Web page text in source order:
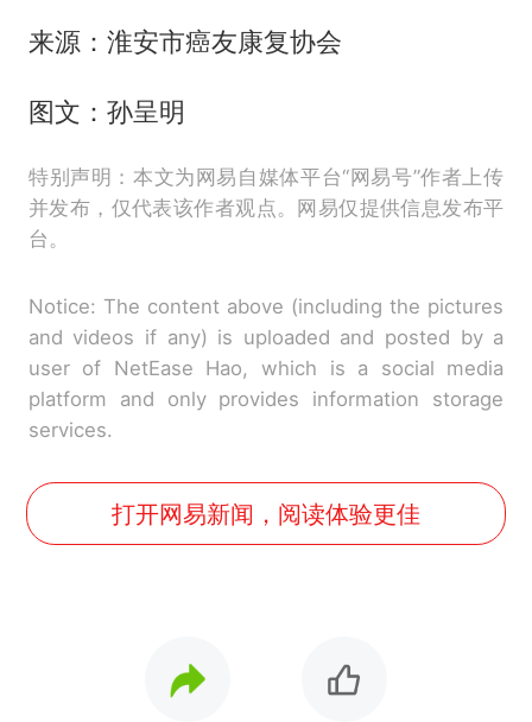
来源：淮安市癌友康复协会
图文：孙呈明
特别声明：本文为网易自媒体平台“网易号”作者上传
并发布，仅代表该作者观点。网易仅提供信息发布平
台。
Notice: The content above (including the pictures
and videos if any) is uploaded and posted by a
user of NetEase Hao, which is a social media
platform and only provides information storage
services.
打开网易新闻，阅读体验更佳